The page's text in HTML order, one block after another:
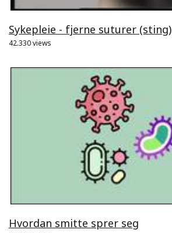
Sykepleie - fjerne suturer (sting)
42.330 views
Hvordan smitte sprer seg